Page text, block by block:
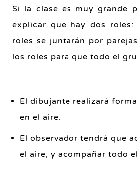
Si la clase es muy grande
explicar que hay dos
roles se juntarán por
los roles para que todo el
El dibujante realizará
en el aire.
El observador tendrá que
el aire, y acompañar todo